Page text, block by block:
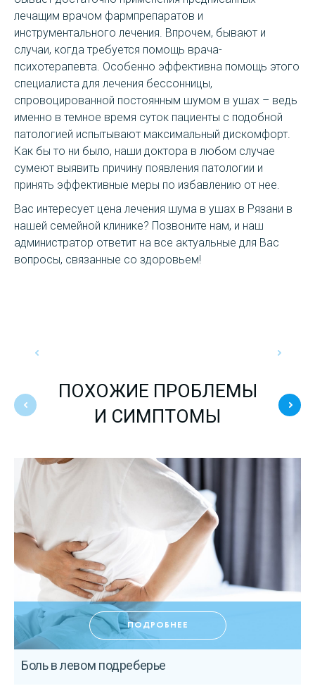
лечащим врачом фармпрепаратов и
инструментального лечения. Впрочем, бывают и
случаи, когда требуется помощь врача-
психотерапевта. Особенно эффективна помощь этого
специалиста для лечения бессонницы,
спровоцированной постоянным шумом в ушах – ведь
именно в темное время суток пациенты с подобной
патологией испытывают максимальный дискомфорт.
Как бы то ни было, наши доктора в любом случае
сумеют выявить причину появления патологии и
принять эффективные меры по избавлению от нее.
Вас интересует цена лечения шума в ушах в Рязани в
нашей семейной клинике? Позвоните нам, и наш
администратор ответит на все актуальные для Вас
вопросы, связанные со здоровьем!
ПОХОЖИЕ ПРОБЛЕМЫ
И СИМПТОМЫ
ПОДРОБНЕЕ
Боль в левом подреберье